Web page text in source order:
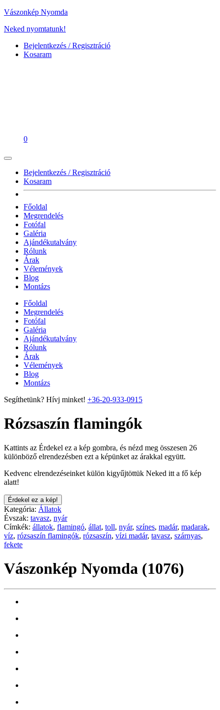
Vászonkép Nyomda
Neked nyomtatunk!
Bejelentkezés / Regisztráció
Kosaram
0
Bejelentkezés / Regisztráció
Kosaram
Főoldal
Megrendelés
Fotófal
Galéria
Ajándékutalvány
Rólunk
Árak
Vélemények
Blog
Montázs
Főoldal
Megrendelés
Fotófal
Galéria
Ajándékutalvány
Rólunk
Árak
Vélemények
Blog
Montázs
Segíthetünk? Hívj minket! +36-20-933-0915
Rózsaszín flamingók
Kattints az Érdekel ez a kép gombra, és nézd meg összesen 26
különböző elrendezésben ezt a képünket az árakkal együtt.
Kedvenc elrendezéseinket külön kigyűjtöttük Neked itt a fő kép
alatt!
Érdekel ez a kép!
Kategória: Állatok
Évszak: tavasz, nyár
Címkék: állatok, flamingó, állat, toll, nyár, színes, madár, madarak,
víz, rózsaszín flamingók, rózsaszín, vízi madár, tavasz, szárnyas,
fekete
Vászonkép Nyomda (1076)